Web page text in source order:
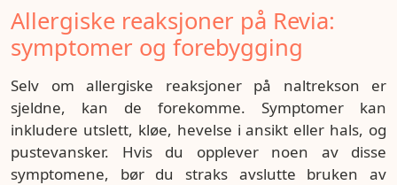
Allergiske reaksjoner på Revia:
symptomer og forebygging
Selv om allergiske reaksjoner på naltrekson er
sjeldne, kan de forekomme. Symptomer kan
inkludere utslett, kløe, hevelse i ansikt eller hals, og
pustevansker. Hvis du opplever noen av disse
symptomene, bør du straks avslutte bruken av